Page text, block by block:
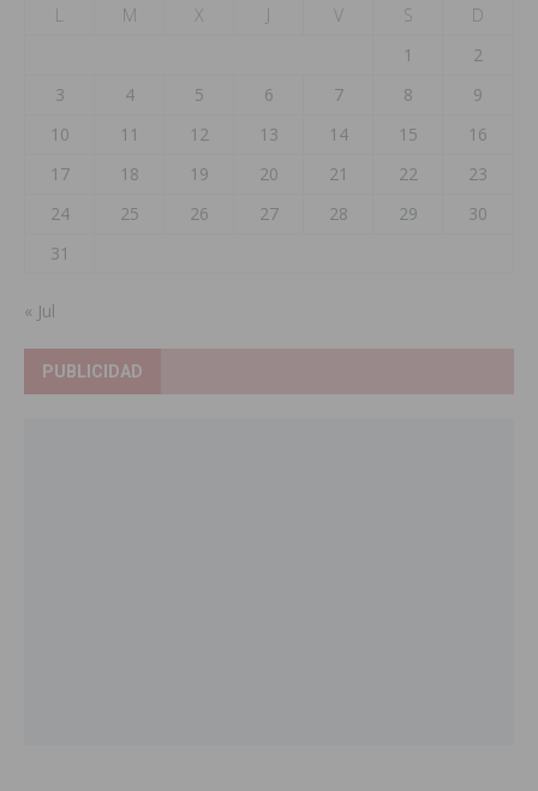
L
M X J V S
D
1
2
3
4 5 6 7 8
9
10
11 12 13 14 15
16
17
18 19 20 21 22
23
24
25 26 27 28 29
30
31
« Jul
PUBLICIDAD